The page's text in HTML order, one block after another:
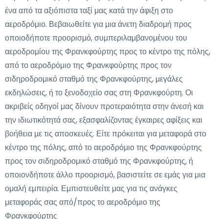
ένα από τα αξιόπιστα ταξί μας κατά την άφιξη στο
αεροδρόμιο. Βεβαιωθείτε για μια άνετη διαδρομή προς
οποιοδήποτε προορισμό, συμπεριλαμβανομένου του
αεροδρομίου της Φρανκφούρτης προς το κέντρο της πόλης,
από το αεροδρόμιο της Φρανκφούρτης προς τον
σιδηροδρομικό σταθμό της Φρανκφούρτης, μεγάλες
εκδηλώσεις, ή το ξενοδοχείο σας στη Φρανκφούρτη. Οι
ακριβείς οδηγοί μας δίνουν προτεραιότητα στην άνεσή και
την ιδιωτικότητά σας, εξασφαλίζοντας έγκαιρες αφίξεις και
βοήθεια με τις αποσκευές. Είτε πρόκειται για μεταφορά στο
κέντρο της πόλης, από το αεροδρόμιο της Φρανκφούρτης
προς τον σιδηροδρομικό σταθμό της Φρανκφούρτης, ή
οποιονδήποτε άλλο προορισμό, βασιστείτε σε εμάς για μια
ομαλή εμπειρία. Εμπιστευθείτε μας για τις ανάγκες
μεταφοράς σας από/προς το αεροδρόμιο της
Φρανκφούρτης